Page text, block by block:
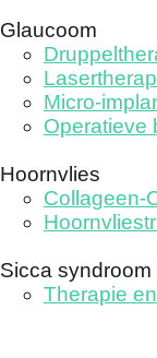
Glaucoom
Micro-
Operatieve
Hoornvlies
Collageen-
Sicca
Therapie